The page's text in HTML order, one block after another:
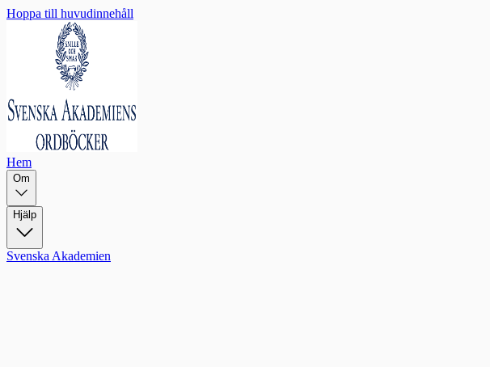
Hoppa till huvudinnehåll
Hem
Om
Hjälp
Svenska Akademien